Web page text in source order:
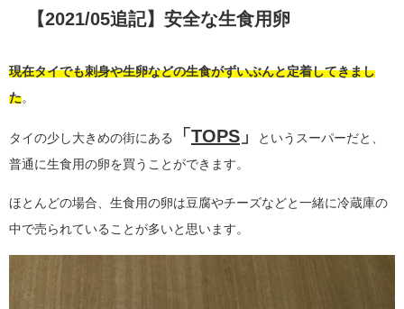
【2021/05追記】安全な生食用卵
現在タイでも刺身や生卵などの生食がずいぶんと定着してきまし
た。
タイの少し大きめの街にある 「 TOPS 」 というスーパーだと、
普通に生食用の卵を買うことができます。
ほとんどの場合、生食用の卵は豆腐やチーズなどと一緒に冷蔵庫の
中で売られていることが多いと思います。